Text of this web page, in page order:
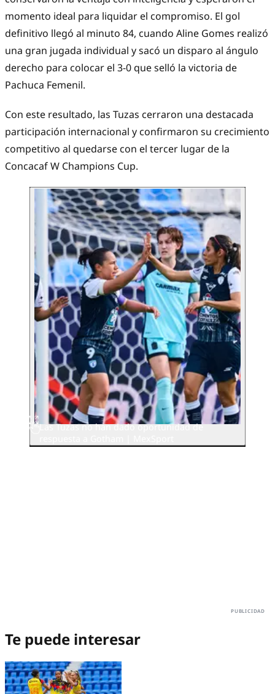
momento ideal para liquidar el compromiso. El gol
definitivo llegó al minuto 84, cuando Aline Gomes realizó
una gran jugada individual y sacó un disparo al ángulo
derecho para colocar el 3-0 que selló la victoria de
Pachuca Femenil.
Con este resultado, las Tuzas cerraron una destacada
participación internacional y confirmaron su crecimiento
competitivo al quedarse con el tercer lugar de la
Concacaf W Champions Cup.
Las Tuzas no han dado oportunidad de
Te puede interesar